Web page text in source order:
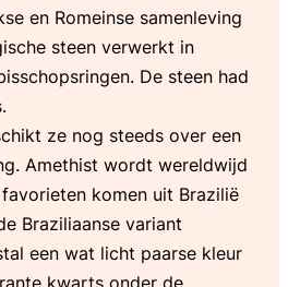
en Romeinse samenleving
steen verwerkt in
De steen had
ze nog steeds over een
Amethist wordt wereldwijd
komen uit Brazilië
Braziliaanse variant
een wat licht paarse kleur
kwarts onder de